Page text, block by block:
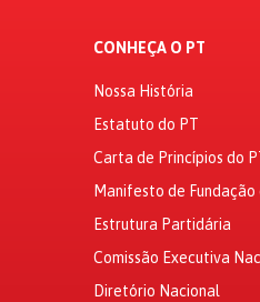
CONHEÇA O PT
Nossa História
Estatuto do PT
Carta de Princípios do
Manifesto de Fundação
Estrutura Partidária
Comissão Executiva
Diretório Nacional